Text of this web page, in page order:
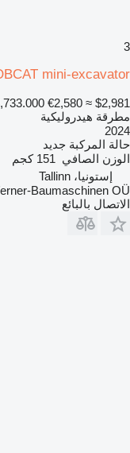
3
mini-excavator
€2,580 ≈ $2,981
مطرقة هيدروليكية
2024
حالة المركبة جديد
الوزن الصافي 151 كجم
إستونيا، Tallinn
Baumaschinen OÜ
الاتصال بالبائع